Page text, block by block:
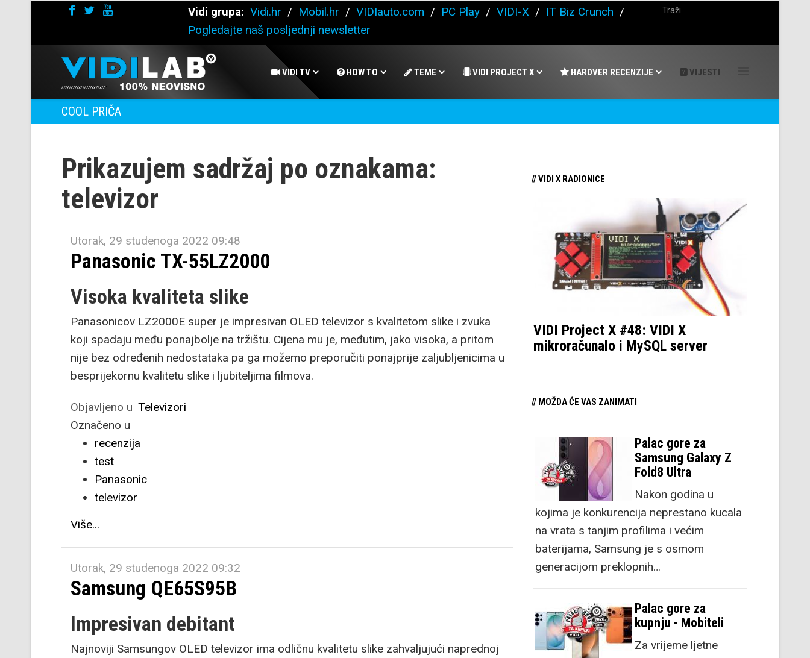
Vidi grupa: Vidi.hr / Mobil.hr / VIDIauto.com / PC Play / VIDI-X / IT Biz Crunch /
Pogledajte naš posljednji newsletter
VIDI TV HOW TO TEME VIDI PROJECT X HARDVER RECENZIJE VIJESTI
COOL PRIČA
Prikazujem sadržaj po oznakama:
televizor
Utorak, 29 studenoga 2022 09:48
Panasonic TX-55LZ2000
Visoka kvaliteta slike
Panasonicov LZ2000E super je impresivan OLED televizor s kvalitetom slike i zvuka
koji spadaju među ponajbolje na tržištu. Cijena mu je, međutim, jako visoka, a pritom
nije bez određenih nedostataka pa ga možemo preporučiti ponajprije zaljubljenicima u
besprijekornu kvalitetu slike i ljubiteljima filmova.
Objavljeno u Televizori
Označeno u
recenzija
test
Panasonic
televizor
Više...
Utorak, 29 studenoga 2022 09:32
Samsung QE65S95B
Impresivan debitant
Najnoviji Samsungov OLED televizor ima odličnu kvalitetu slike zahvaljujući naprednoj
// VIDI X RADIONICE
VIDI Project X #48: VIDI X
mikroračunalo i MySQL server
// MOŽDA ĆE VAS ZANIMATI
Palac gore za
Samsung Galaxy Z
Fold8 Ultra
Nakon godina u
kojima je konkurencija neprestano kucala
na vrata s tanjim profilima i većim
baterijama, Samsung je s osmom
generacijom preklopnih…
Palac gore za
kupnju - Mobiteli
Za vrijeme ljetne